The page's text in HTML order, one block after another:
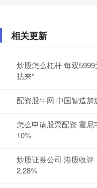
相关更新
炒股怎么杠杆 每双
拈来”
配资股牛网 中国智造
怎么申请股票配资 霍
10%
炒股证券公司 港股收
2.28%